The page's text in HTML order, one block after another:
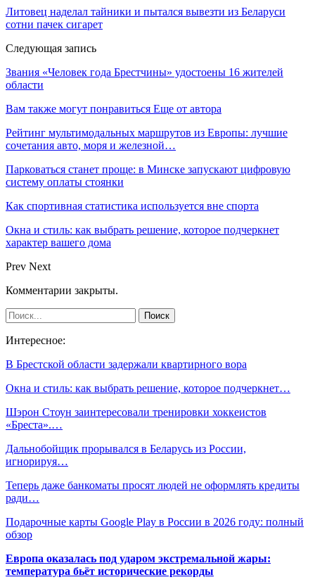
Литовец наделал тайники и пытался вывезти из Беларуси
сотни пачек сигарет
Следующая запись
Звания «Человек года Брестчины» удостоены 16 жителей
области
Вам также могут понравиться Еще от автора
Рейтинг мультимодальных маршрутов из Европы: лучшие
сочетания авто, моря и железной…
Парковаться станет проще: в Минске запускают цифровую
систему оплаты стоянки
Как спортивная статистика используется вне спорта
Окна и стиль: как выбрать решение, которое подчеркнет
характер вашего дома
Prev Next
Комментарии закрыты.
Интересное:
В Брестской области задержали квартирного вора
Окна и стиль: как выбрать решение, которое подчеркнет…
Шэрон Стоун заинтересовали тренировки хоккеистов
«Бреста».…
Дальнобойщик прорывался в Беларусь из России,
игнорируя…
Теперь даже банкоматы просят людей не оформлять кредиты
ради…
Подарочные карты Google Play в России в 2026 году: полный
обзор
Европа оказалась под ударом экстремальной жары:
температура бьёт исторические рекорды